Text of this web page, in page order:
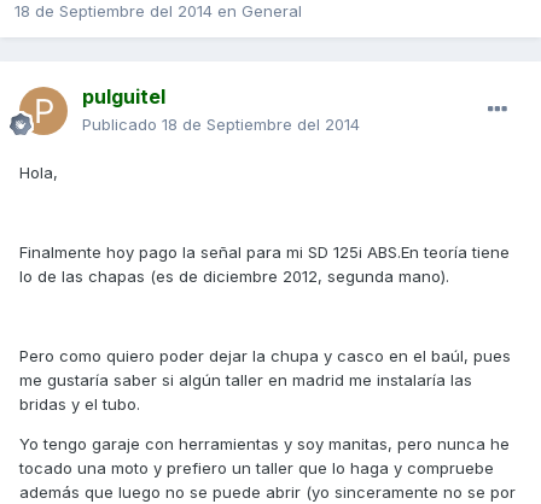
18 de Septiembre del 2014 en General
pulguitel
Publicado 18 de Septiembre del 2014
Hola,
Finalmente hoy pago la señal para mi SD 125i ABS.En teoría tiene
lo de las chapas (es de diciembre 2012, segunda mano).
Pero como quiero poder dejar la chupa y casco en el baúl, pues
me gustaría saber si algún taller en madrid me instalaría las
bridas y el tubo.
Yo tengo garaje con herramientas y soy manitas, pero nunca he
tocado una moto y prefiero un taller que lo haga y compruebe
además que luego no se puede abrir (yo sinceramente no se por